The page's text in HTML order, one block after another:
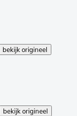
bekijk origineel
bekijk origineel